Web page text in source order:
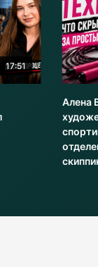
17:51
Алена